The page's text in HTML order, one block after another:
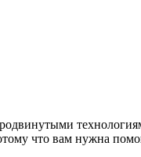
что вам нужна